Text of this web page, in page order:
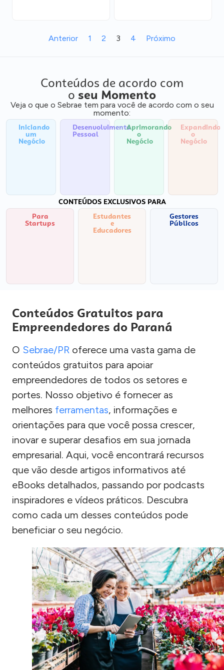
Anterior 1 2 3 4 Próximo
Conteúdos de acordo com
o seu Momento
Veja o que o Sebrae tem para você de acordo com o seu
momento:
Iniciando
um
Negócio
Desenvolvimento
Pessoal
Aprimorando
o
Negócio
Expandindo
o
Negócio
CONTEÚDOS EXCLUSIVOS PARA
Para
Startups
Estudantes
e
Educadores
Gestores
Públicos
Conteúdos Gratuitos para
Empreendedores do Paraná
O Sebrae/PR oferece uma vasta gama de
conteúdos gratuitos para apoiar
empreendedores de todos os setores e
portes. Nosso objetivo é fornecer as
melhores ferramentas, informações e
orientações para que você possa crescer,
inovar e superar desafios em sua jornada
empresarial. Aqui, você encontrará recursos
que vão desde artigos informativos até
eBooks detalhados, passando por podcasts
inspiradores e vídeos práticos. Descubra
como cada um desses conteúdos pode
beneficiar o seu negócio.